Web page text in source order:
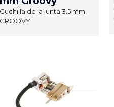
Cuchilla de la junta 3.5 mm,
GROOVY